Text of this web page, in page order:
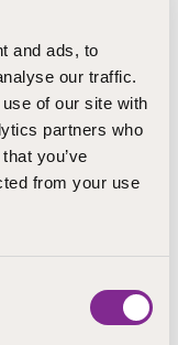
and ads, to
our traffic.
of our site with
partners who
you’ve
from your use
myös
Jos sinulla
ohjaaja Marko